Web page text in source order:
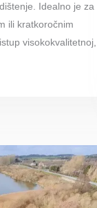
Idealno je za
ili kratkoročnim
visokokvalitetnoj,